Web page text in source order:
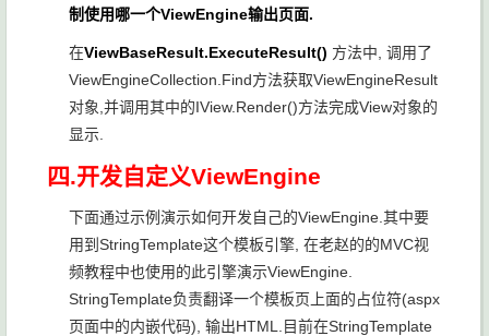
制使用哪一个ViewEngine输出页面.
在ViewBaseResult.ExecuteResult() 方法中, 调用了
ViewEngineCollection.Find方法获取ViewEngineResult
对象,并调用其中的IView.Render()方法完成View对象的
显示.
四.开发自定义ViewEngine
下面通过示例演示如何开发自己的ViewEngine.其中要
用到StringTemplate这个模板引擎, 在老赵的的MVC视
频教程中也使用的此引擎演示ViewEngine.
StringTemplate负责翻译一个模板页上面的占位符(aspx
页面中的内嵌代码), 输出HTML.目前在StringTemplate